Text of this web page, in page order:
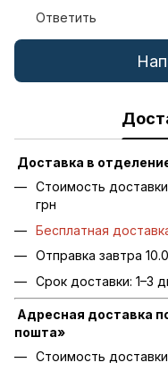
Ответить
Доставка в
Стоимость
грн
Бесплатная
Отправка завтра
Срок доставки: 1–3
Адресная доставка
пошта»
Стоимость